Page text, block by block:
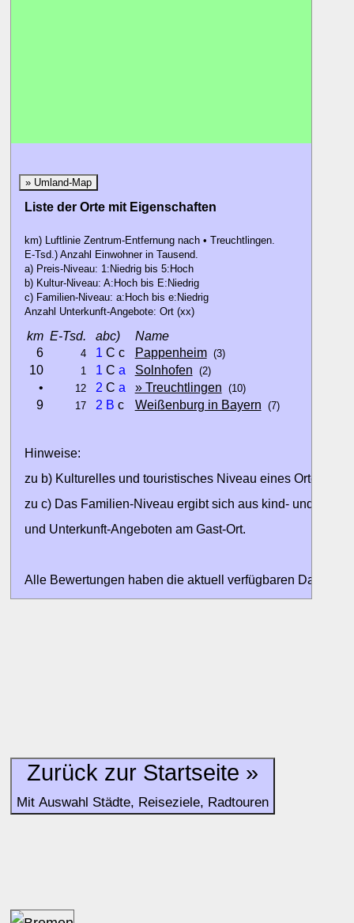
» Umland-Map
Liste der Orte mit Eigenschaften
km) Luftlinie Zentrum-Entfernung nach • Treuchtlingen.
E-Tsd.) Anzahl Einwohner in Tausend.
a) Preis-Niveau: 1:Niedrig bis 5:Hoch
b) Kultur-Niveau: A:Hoch bis E:Niedrig
c) Familien-Niveau: a:Hoch bis e:Niedrig
Anzahl Unterkunft-Angebote: Ort (xx)
km E-Tsd. abc)
Name
6
4 1 C c Pappenheim (3)
10 1 1 C a Solnhofen (2)
• 12 2 C a » Treuchtlingen (10)
9 17 2 B c Weißenburg in Bayern (7)
Hinweise:
zu b) Kulturelles und touristisches Niveau eines Ortes
zu c) Das Familien-Niveau ergibt sich aus kind- und
und Unterkunft-Angeboten am Gast-Ort.
Alle Bewertungen haben die aktuell verfügbaren Daten
Zurück zur Startseite »
Mit Auswahl Städte, Reiseziele, Radtouren